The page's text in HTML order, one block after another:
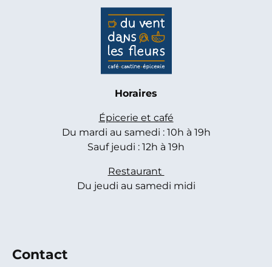
Horaires
Épicerie et café
Du mardi au samedi : 10h à 19h
Sauf jeudi : 12h à 19h
Restaurant
Du jeudi au samedi midi
Contact